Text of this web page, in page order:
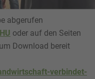
abgerufen
oder auf den Seiten
Download bereit
verbindet-